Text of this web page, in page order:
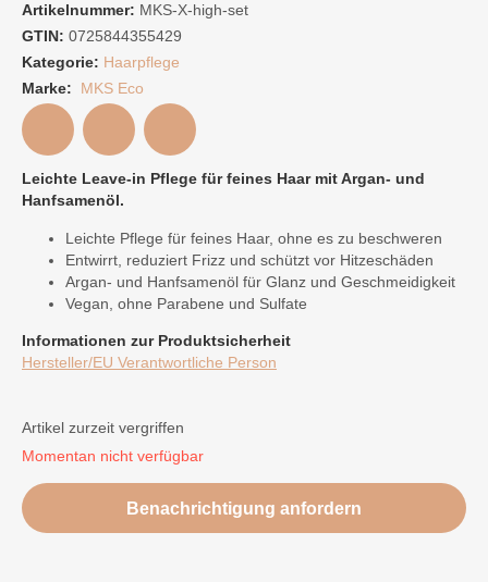
Artikelnummer: MKS-X-high-set
GTIN: 0725844355429
Kategorie: Haarpflege
Marke:
MKS Eco
Leichte Leave-in Pflege für feines Haar mit Argan- und
Hanfsamenöl.
Leichte Pflege für feines Haar, ohne es zu beschweren
Entwirrt, reduziert Frizz und schützt vor Hitzeschäden
Argan- und Hanfsamenöl für Glanz und Geschmeidigkeit
Vegan, ohne Parabene und Sulfate
Informationen zur Produktsicherheit
Hersteller/EU Verantwortliche Person
Artikel zurzeit vergriffen
Momentan nicht verfügbar
Benachrichtigung anfordern